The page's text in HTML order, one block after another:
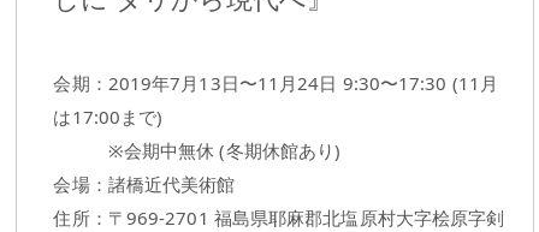
会期：2019年7月13日〜11月24日 9:30〜17:30 (11月
は17:00まで)
※会期中無休 (冬期休館あり)
会場：諸橋近代美術館
住所：〒969-2701 福島県耶麻郡北塩原村大字桧原字剣